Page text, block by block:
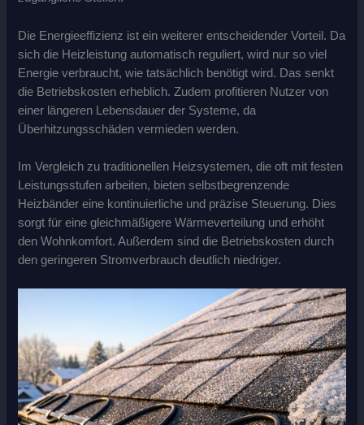
Die Energieeffizienz ist ein weiterer entscheidender Vorteil. Da
sich die Heizleistung automatisch reguliert, wird nur so viel
Energie verbraucht, wie tatsächlich benötigt wird. Das senkt
die Betriebskosten erheblich. Zudem profitieren Nutzer von
einer längeren Lebensdauer der Systeme, da
Überhitzungsschäden vermieden werden.
Im Vergleich zu traditionellen Heizsystemen, die oft mit festen
Leistungsstufen arbeiten, bieten selbstbegrenzende
Heizbänder eine kontinuierliche und präzise Steuerung. Dies
sorgt für eine gleichmäßigere Wärmeverteilung und erhöht
den Wohnkomfort. Außerdem sind die Betriebskosten durch
den geringeren Stromverbrauch deutlich niedriger.